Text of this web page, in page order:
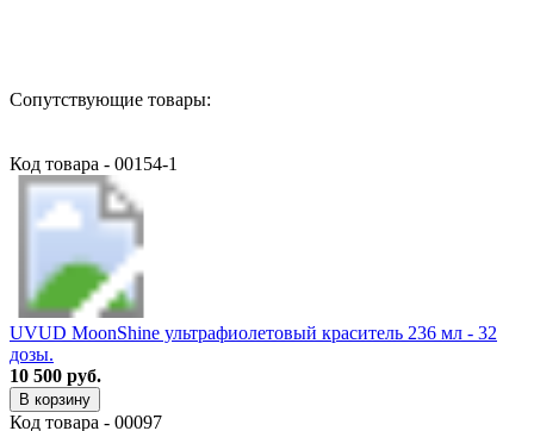
Сопутствующие товары:
Код товара - 00154-1
UVUD MoonShine ультрафиолетовый краситель 236 мл - 32
дозы.
10 500 руб.
В корзину
Код товара - 00097